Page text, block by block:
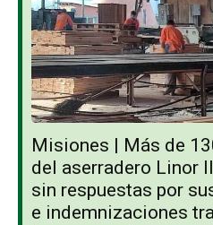
Misiones | Más de
del aserradero Linor
sin respuestas por
e indemnizaciones